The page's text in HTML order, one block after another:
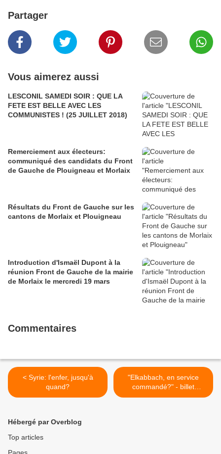
Partager
Vous aimerez aussi
LESCONIL SAMEDI SOIR : QUE LA
FETE EST BELLE AVEC LES
COMMUNISTES ! (25 JUILLET 2018)
Remerciement aux électeurs:
communiqué des candidats du Front
de Gauche de Plouigneau et Morlaix
Résultats du Front de Gauche sur les
cantons de Morlaix et Plouigneau
Introduction d'Ismaël Dupont à la
réunion Front de Gauche de la mairie
de Morlaix le mercredi 19 mars
Commentaires
< Syrie: l'enfer, jusqu'à
quand?
"Elkabbach, en service
commandé?" - billet
d'humeur de Alain David >
Hébergé par Overblog
Top articles